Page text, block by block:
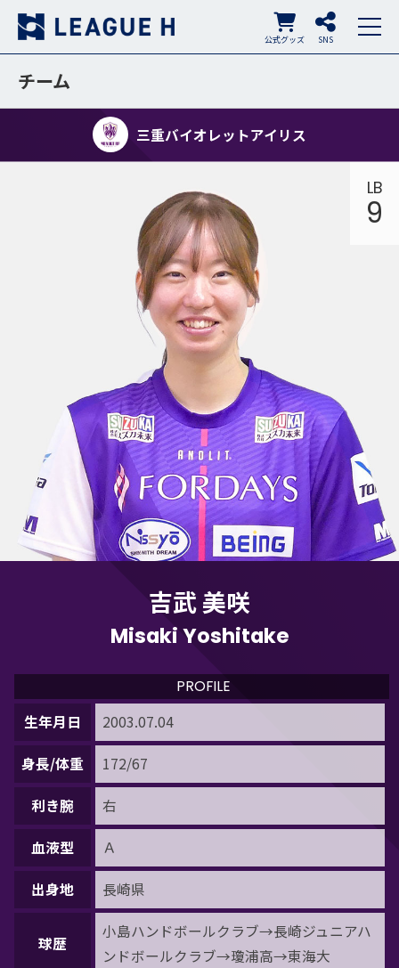
SNS
公式グッズ
チーム
三重バイオレットアイリス
吉武 美咲
Misaki Yoshitake
LB
9
生年月日 2003.07.04
身長/体重 172/67
利き腕 右
血液型 Ａ
出身地 長崎県
球歴
小島ハンドボールクラブ→長崎ジュニアハ
ンドボールクラブ→瓊浦高→東海大
PROFILE